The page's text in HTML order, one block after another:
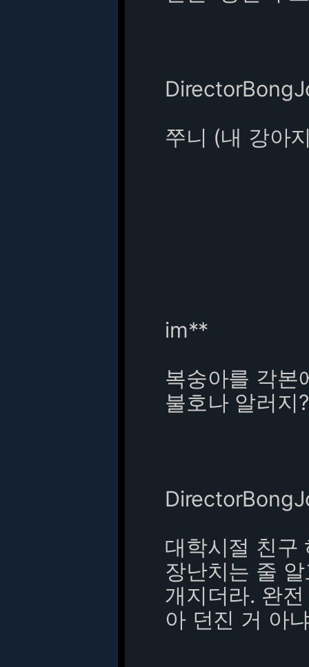
쭈니 (내 강아
im**
복숭아를 각본
불호나 알러지
대학시절 친구
장난치는 줄
개지더라. 완
아 던진 거 아